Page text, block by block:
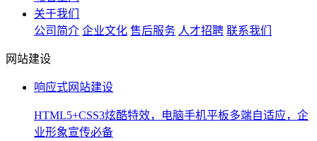
关于我们
公司简介 企业文化 售后服务 人才招聘 联系我们
网站建设
响应式网站建设
HTML5+CSS3炫酷特效，电脑手机平板多端自适应，企
业形象宣传必备